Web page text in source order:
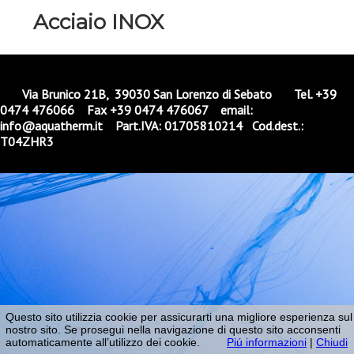
Acciaio INOX
Via Brunico 21B, 39030 San Lorenzo di Sebato Tel. +39
0474 476066 Fax +39 0474 476067 email:
info@aquatherm.it Part.IVA: 01705810214 Cod.dest.:
T04ZHR3
Questo sito utilizzia cookie per assicurarti una migliore esperienza sul
nostro sito. Se prosegui nella navigazione di questo sito acconsenti
automaticamente all’utilizzo dei cookie.
Piú informazioni | Chiudi